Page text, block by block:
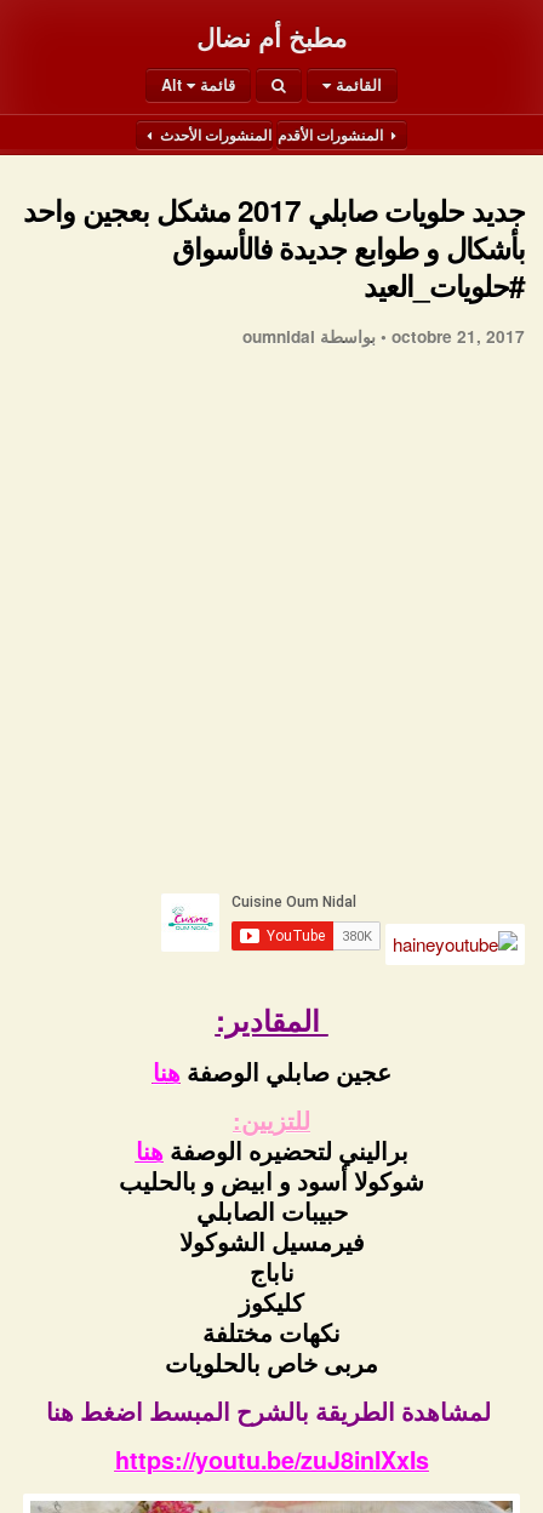
مطبخ أم نضال
القائمة قائمة Alt
المنشورات الأقدم المنشورات الأحدث
جديد حلويات صابلي 2017 مشكل بعجين واحد
بأشكال و طوابع جديدة فالأسواق
#حلويات_العيد
octobre 21, 2017 • بواسطة oumnidal
المقادير:
عجين صابلي الوصفةهنا
للتزيين:
براليني لتحضيره الوصفةهنا
شوكولا أسود و ابيض و بالحليب
حبيبات الصابلي
فيرمسيل الشوكولا
ناباج
كليكوز
نكهات مختلفة
مربى خاص بالحلويات
لمشاهدة الطريقة بالشرح المبسط اضغط هنا
https://youtu.be/zuJ8inIXxIs